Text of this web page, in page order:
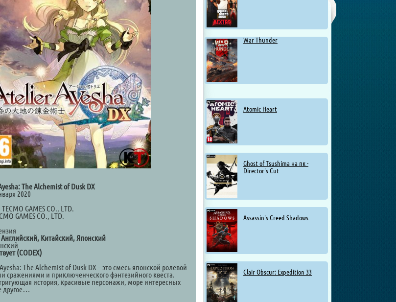
War Thunder
Atomic Heart
Ghost of Tsushima на пк -
Director's Cut
Assassin's Creed Shadows
Clair Obscur: Expedition 33
The Alchemist of Dusk DX
2020
GAMES CO., LTD.
GAMES CO., LTD.
Английский, Китайский, Японский
(CODEX)
The Alchemist of Dusk DX – это смесь японской ролевой
сражениями и приключенческого фэнтезийного квеста.
история, красивые персонажи, море интересных
другое…